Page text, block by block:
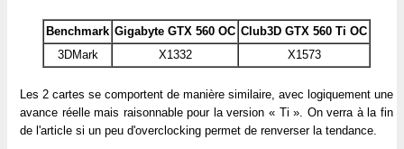
Benchmark Gigabyte GTX 560 OC Club3D GTX 560 Ti OC
3DMark
X1332 X1573
Les 2 cartes se comportent de manière similaire, avec logiquement une
avance réelle mais raisonnable pour la version « Ti ». On verra à la fin
de l'article si un peu d'overclocking permet de renverser la tendance.